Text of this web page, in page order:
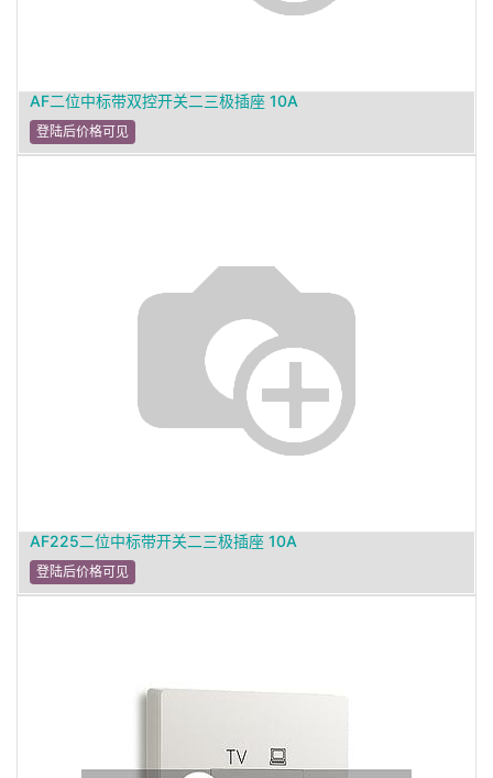
AF二位中标带双控开关二三极插座 10A
登陆后价格可见
AF225二位中标带开关二三极插座 10A
登陆后价格可见